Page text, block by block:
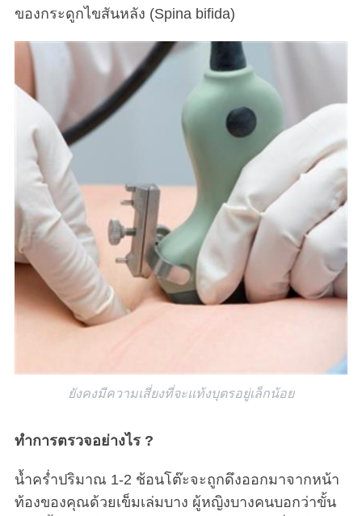
ของกระดูกไขสันหลัง (Spina bifida)
ยังคงมีความเสี่ยงที่จะแท้งบุตรอยู่เล็กน้อย
ทำการตรวจอย่างไร ?
น้ำคร่ำปริมาณ 1-2 ช้อนโต๊ะจะถูกดึงออกมาจากหน้า
ท้องของคุณด้วยเข็มเล่มบาง ผู้หญิงบางคนบอกว่าขั้น